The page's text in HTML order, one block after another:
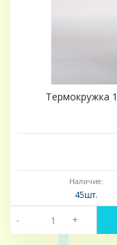
Термокружка
Наличие:
45шт.
- +